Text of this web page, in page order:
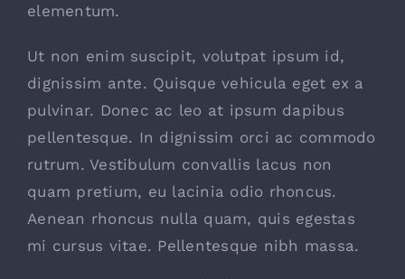
elementum.
Ut non enim suscipit, volutpat ipsum id,
dignissim ante. Quisque vehicula eget ex a
pulvinar. Donec ac leo at ipsum dapibus
pellentesque. In dignissim orci ac commodo
rutrum. Vestibulum convallis lacus non
quam pretium, eu lacinia odio rhoncus.
Aenean rhoncus nulla quam, quis egestas
mi cursus vitae. Pellentesque nibh massa.